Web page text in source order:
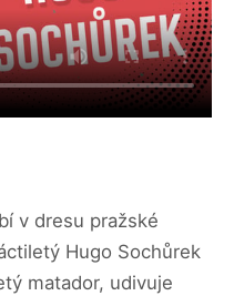
v dresu pražské
Hugo Sochůrek
matador, udivuje